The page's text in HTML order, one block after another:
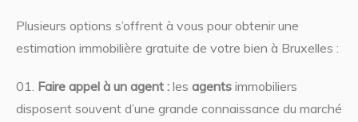
Plusieurs options s’offrent à vous pour obtenir une
estimation immobilière gratuite de votre bien à Bruxelles :
Faire appel à un agent : les agents immobiliers
disposent souvent d’une grande connaissance du marché